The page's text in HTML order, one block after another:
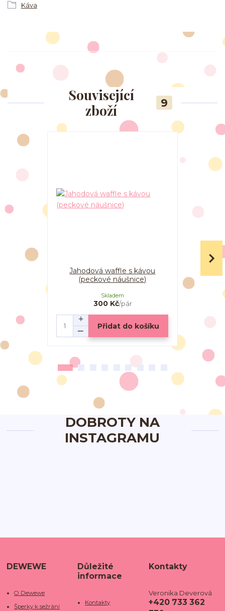
Káva
Související
zboží
9
Jahodová waffle s kávou
(peckové náušnice)
300 Kč/pár
Skladem
Přidat do košíku
DOBROTY NA
INSTAGRAMU
DEWEWE
O Dewewe
Šperky k sežrání
Důležité
informace
Kontakty
Kontakty
Veronika Deverová
+420 733 362